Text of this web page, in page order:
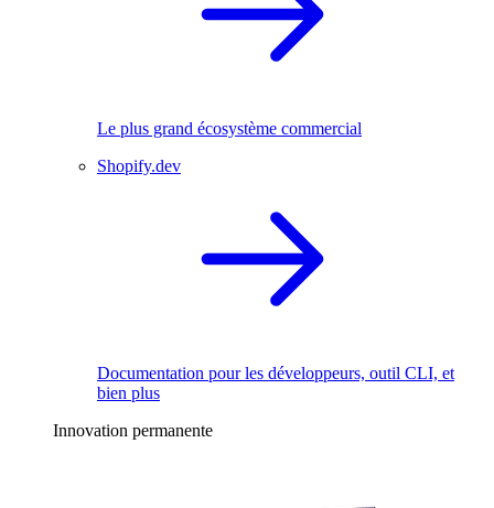
Le plus grand écosystème commercial
Shopify.dev
Documentation pour les développeurs, outil CLI, et
bien plus
Innovation permanente